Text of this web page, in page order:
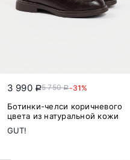
3 990 a5 750a-31%
Ботинки-челси коричневого
цвета из натуральной кожи
GUT!